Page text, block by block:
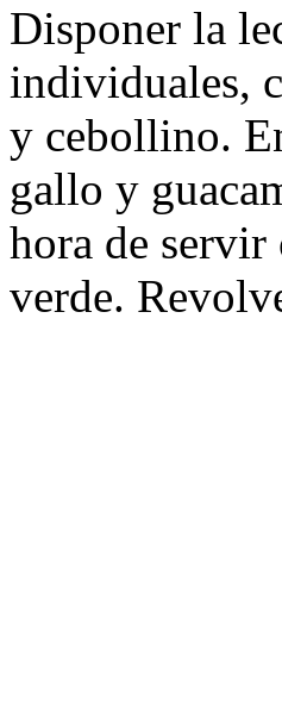
Disponer la
individuales,
y cebollino.
gallo y
hora de servir
verde.